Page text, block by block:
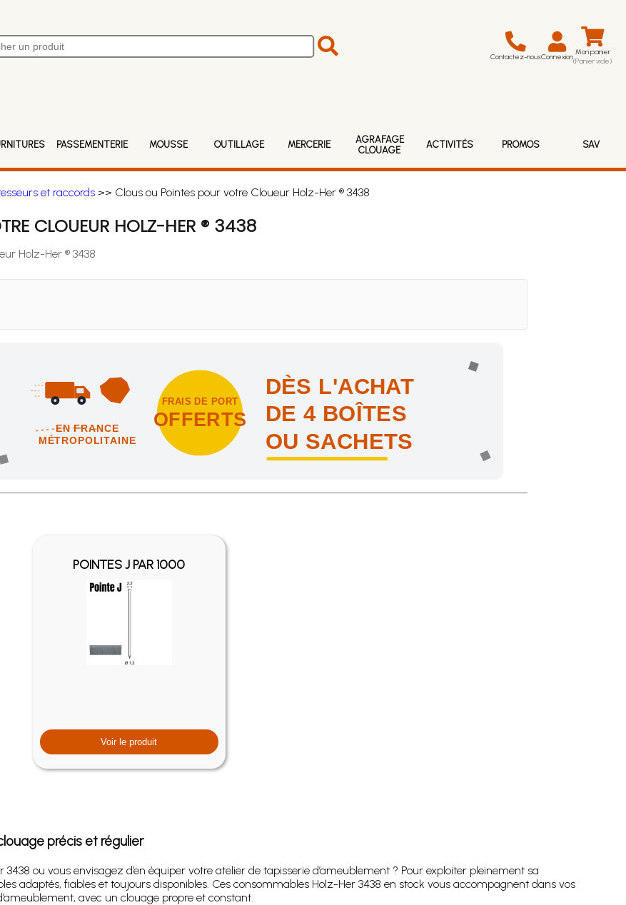
Contactez-nousConnexion Mon panier
(Panier vide)
PASSEMENTERIE MOUSSE OUTILLAGE MERCERIE
AGRAFAGE
CLOUAGE
ACTIVITÉS PROMOS SAV
et raccords>> Clous ou Pointes pour votre Cloueur Holz-Her ® 3438
CLOUEUR HOLZ-HER ® 3438
Holz-Her ® 3438
EN FRANCE
MÉTROPOLITAINE
FRAIS DE PORT
OFFERTS
DÈS L'ACHAT
DE 4 BOÎTES
OU SACHETS
et nous vous offrons les frais de port en France métropolitaine !
POINTES J PAR 1000
Voir le produit
précis et régulier
ou vous envisagez d’en équiper votre atelier de tapisserie d’ameublement ? Pour exploiter pleinement sa
adaptés, fiables et toujours disponibles. Ces consommables Holz-Her 3438 en stock vous accompagnent dans vos
avec un clouage propre et constant.